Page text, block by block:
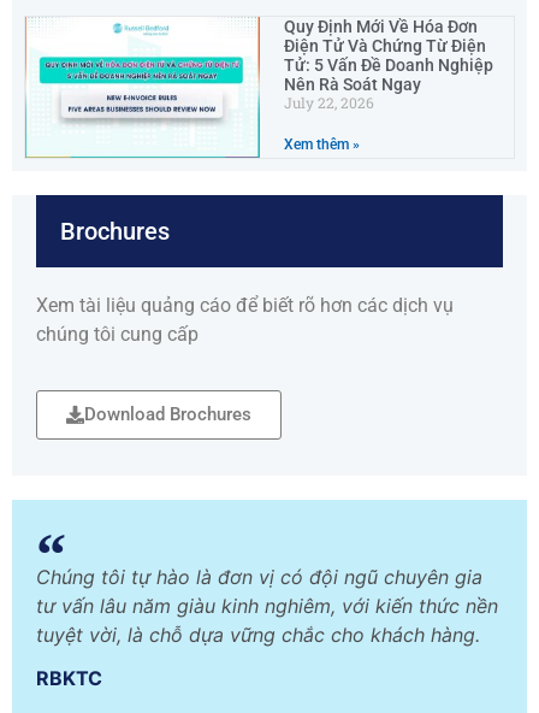
Quy Định Mới Về Hóa Đơn
Điện Tử Và Chứng Từ Điện
Tử: 5 Vấn Đề Doanh Nghiệp
Nên Rà Soát Ngay
July 22, 2026
Xem thêm »
Brochures
Xem tài liệu quảng cáo để biết rõ hơn các dịch vụ
chúng tôi cung cấp
Download Brochures
Chúng tôi tự hào là đơn vị có đội ngũ chuyên gia
tư vấn lâu năm giàu kinh nghiêm, với kiến thức nền
tuyệt vời, là chỗ dựa vững chắc cho khách hàng.
RBKTC